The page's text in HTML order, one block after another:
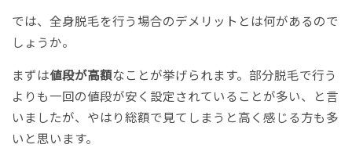
では、全身脱毛を行う場合のデメリットとは何があるので
しょうか。
まずは値段が高額なことが挙げられます。部分脱毛で行う
よりも一回の値段が安く設定されていることが多い、と言
いましたが、やはり総額で見てしまうと高く感じる方も多
いと思います。